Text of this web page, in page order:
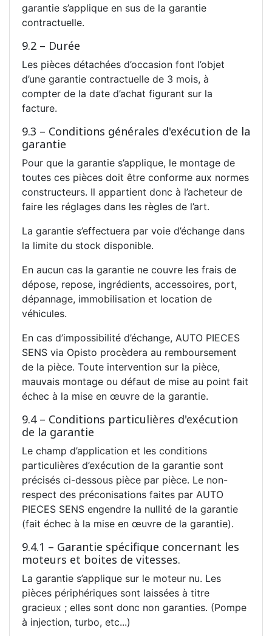
garantie s’applique en sus de la garantie
contractuelle.
9.2 – Durée
Les pièces détachées d’occasion font l’objet
d’une garantie contractuelle de 3 mois, à
compter de la date d’achat figurant sur la
facture.
9.3 – Conditions générales d'exécution de la
garantie
Pour que la garantie s’applique, le montage de
toutes ces pièces doit être conforme aux normes
constructeurs. Il appartient donc à l’acheteur de
faire les réglages dans les règles de l’art.
La garantie s’effectuera par voie d’échange dans
la limite du stock disponible.
En aucun cas la garantie ne couvre les frais de
dépose, repose, ingrédients, accessoires, port,
dépannage, immobilisation et location de
véhicules.
En cas d’impossibilité d’échange, AUTO PIECES
SENS via Opisto procèdera au remboursement
de la pièce. Toute intervention sur la pièce,
mauvais montage ou défaut de mise au point fait
échec à la mise en œuvre de la garantie.
9.4 – Conditions particulières d'exécution
de la garantie
Le champ d’application et les conditions
particulières d’exécution de la garantie sont
précisés ci-dessous pièce par pièce. Le non-
respect des préconisations faites par AUTO
PIECES SENS engendre la nullité de la garantie
(fait échec à la mise en œuvre de la garantie).
9.4.1 – Garantie spécifique concernant les
moteurs et boites de vitesses.
La garantie s’applique sur le moteur nu. Les
pièces périphériques sont laissées à titre
gracieux ; elles sont donc non garanties. (Pompe
à injection, turbo, etc...)